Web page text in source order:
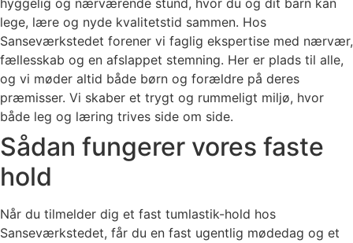
Sådan fungerer vores faste
hold
Når du tilmelder dig et fast tumlastik-hold hos
Sanseværkstedet, får du en fast ugentlig mødedag og et